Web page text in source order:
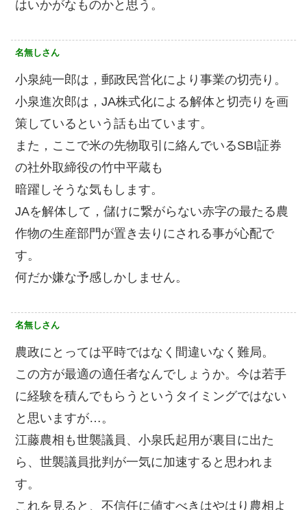
はいかがなものかと思う。
名無しさん
小泉純一郎は，郵政民営化により事業の切売り。
小泉進次郎は，JA株式化による解体と切売りを画
策しているという話も出ています。
また，ここで米の先物取引に絡んでいるSBI証券
の社外取締役の竹中平蔵も
暗躍しそうな気もします。
JAを解体して，儲けに繋がらない赤字の最たる農
作物の生産部門が置き去りにされる事が心配で
す。
何だか嫌な予感しかしません。
名無しさん
農政にとっては平時ではなく間違いなく難局。
この方が最適の適任者なんでしょうか。今は若手
に経験を積んでもらうというタイミングではない
と思いますが…。
江藤農相も世襲議員、小泉氏起用が裏目に出た
ら、世襲議員批判が一気に加速すると思われま
す。
これを見ると、不信任に値すべきはやはり農相よ